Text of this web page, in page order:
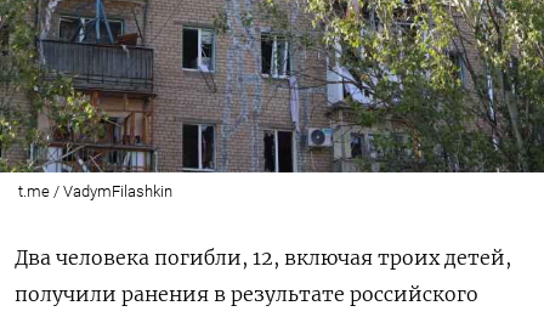
t.me / VadymFilashkin
Два человека погибли, 12, включая троих детей,
получили ранения в результате российского